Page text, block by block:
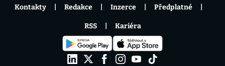
Kontakty Redakce Inzerce Předplatné
RSS Kariéra